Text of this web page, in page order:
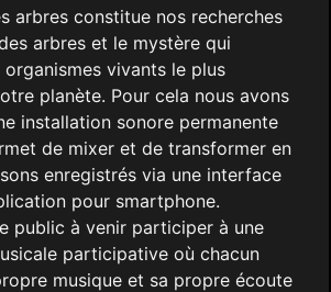
arbres constitue nos recherches
arbres et le mystère qui
vivants le plus
planète. Pour cela nous avons
installation sonore permanente
de mixer et de transformer en
enregistrés via une interface
pour smartphone.
public à venir participer à une
participative où chacun
musique et sa propre écoute